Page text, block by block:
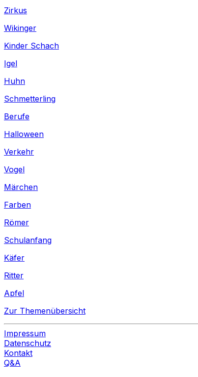
Zirkus
Wikinger
Kinder Schach
Igel
Huhn
Schmetterling
Berufe
Halloween
Verkehr
Vogel
Märchen
Farben
Römer
Schulanfang
Käfer
Ritter
Apfel
Zur Themenübersicht
Impressum
Datenschutz
Kontakt
Q&A